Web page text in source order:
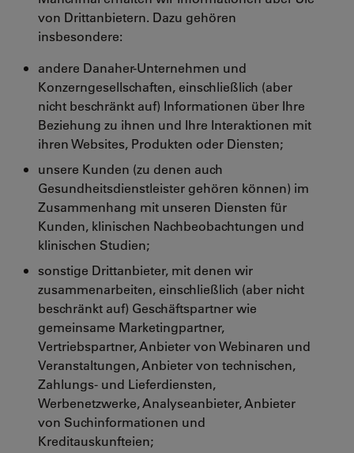
von Drittanbietern. Dazu gehören
insbesondere:
andere Danaher-Unternehmen und
Konzerngesellschaften, einschließlich (aber
nicht beschränkt auf) Informationen über Ihre
Beziehung zu ihnen und Ihre Interaktionen mit
ihren Websites, Produkten oder Diensten;
unsere Kunden (zu denen auch
Gesundheitsdienstleister gehören können) im
Zusammenhang mit unseren Diensten für
Kunden, klinischen Nachbeobachtungen und
klinischen Studien;
sonstige Drittanbieter, mit denen wir
zusammenarbeiten, einschließlich (aber nicht
beschränkt auf) Geschäftspartner wie
gemeinsame Marketingpartner,
Vertriebspartner, Anbieter von Webinaren und
Veranstaltungen, Anbieter von technischen,
Zahlungs- und Lieferdiensten,
Werbenetzwerke, Analyseanbieter, Anbieter
von Suchinformationen und
Kreditauskunfteien;